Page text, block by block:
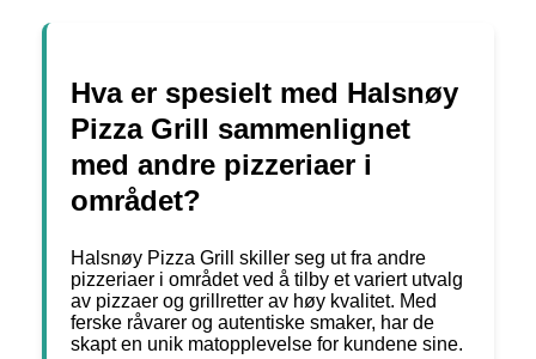
Hva er spesielt med Halsnøy
Pizza Grill sammenlignet
med andre pizzeriaer i
området?
Halsnøy Pizza Grill skiller seg ut fra andre
pizzeriaer i området ved å tilby et variert utvalg
av pizzaer og grillretter av høy kvalitet. Med
ferske råvarer og autentiske smaker, har de
skapt en unik matopplevelse for kundene sine.